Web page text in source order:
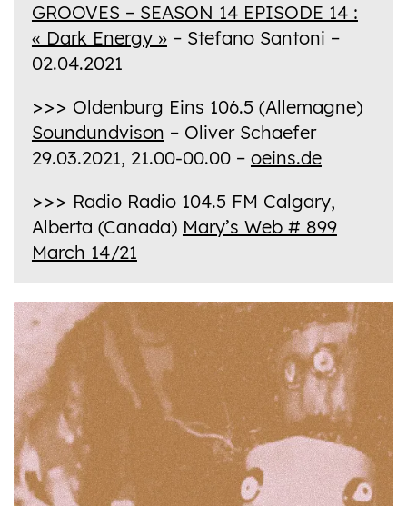
GROOVES – SEASON 14 EPISODE 14 :
« Dark Energy »– Stefano Santoni –
02.04.2021
>>> Oldenburg Eins 106.5 (Allemagne)
Soundundvison – Oliver Schaefer
29.03.2021, 21.00-00.00 – oeins.de
>>> Radio Radio 104.5 FM Calgary,
Alberta (Canada) Mary’s Web # 899
March 14/21